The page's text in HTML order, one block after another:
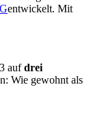
entwickelt. Mit
aufdrei
Wie gewohnt als